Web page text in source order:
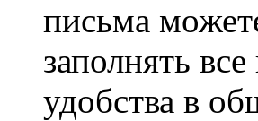
письма
заполнять
удобства в